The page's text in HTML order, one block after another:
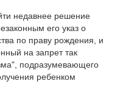
недавнее решение
его указ о
по праву рождения, и
на запрет так
подразумевающего
ребенком